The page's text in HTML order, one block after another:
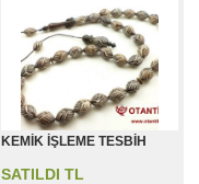
KEMİK İŞLEME TESBİH
SATILDI TL